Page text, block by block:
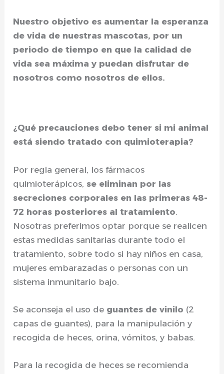
Nuestro objetivo es aumentar la esperanza
de vida de nuestras mascotas, por un
periodo de tiempo en que la calidad de
vida sea máxima y puedan disfrutar de
nosotros como nosotros de ellos.
¿Qué precauciones debo tener si mi animal
está siendo tratado con quimioterapia?
Por regla general, los fármacos
quimioterápicos,se eliminan por las
secreciones corporales en las primeras 48-
72 horas posteriores al tratamiento.
Nosotras preferimos optar porque se realicen
estas medidas sanitarias durante todo el
tratamiento, sobre todo si hay niños en casa,
mujeres embarazadas o personas con un
sistema inmunitario bajo.
Se aconseja el uso de guantes de vinilo (2
capas de guantes), para la manipulación y
recogida de heces, orina, vómitos, y babas.
Para la recogida de heces se recomienda